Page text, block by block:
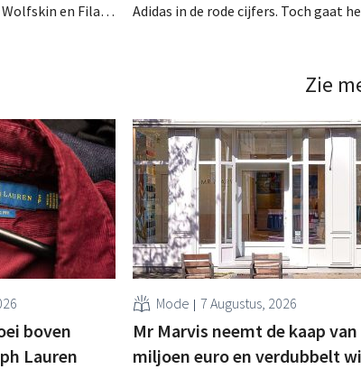
en Fila,
Adidas in de rode cijfers. Toch gaat
Zie
boven
Lauren
Mode 7 Augustus, 2026
Mr Marvis neemt de kaap van
miljoen euro en verdubbelt